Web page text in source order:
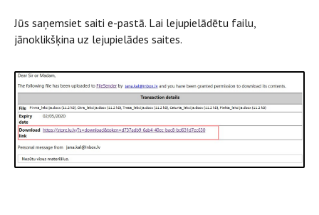
Jūs saņemsiet saiti e-pastā. Lai lejupielādētu failu,
jānoklikšķina uz lejupielādes saites.